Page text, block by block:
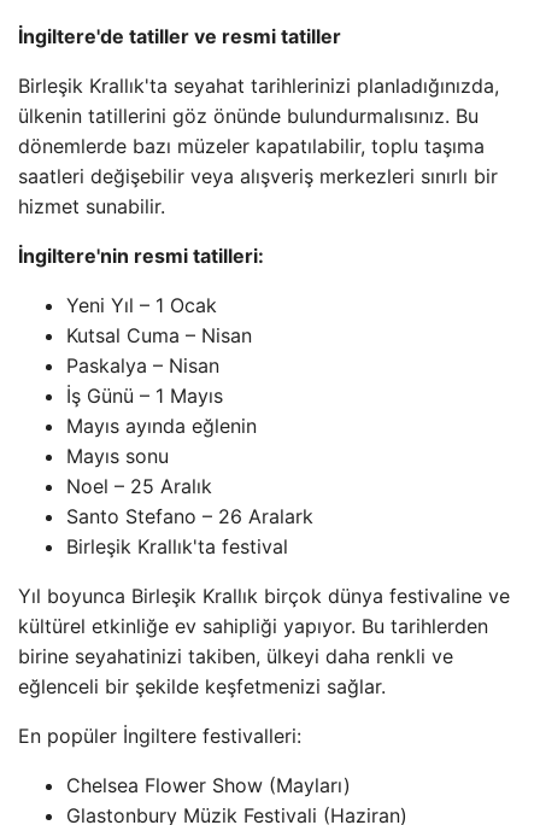
İngiltere'de tatiller ve resmi tatiller
Birleşik Krallık'ta seyahat tarihlerinizi planladığınızda,
ülkenin tatillerini göz önünde bulundurmalısınız. Bu
dönemlerde bazı müzeler kapatılabilir, toplu taşıma
saatleri değişebilir veya alışveriş merkezleri sınırlı bir
hizmet sunabilir.
İngiltere'nin resmi tatilleri:
Yeni Yıl – 1 Ocak
Kutsal Cuma – Nisan
Paskalya – Nisan
İş Günü – 1 Mayıs
Mayıs ayında eğlenin
Mayıs sonu
Noel – 25 Aralık
Santo Stefano – 26 Aralark
Birleşik Krallık'ta festival
Yıl boyunca Birleşik Krallık birçok dünya festivaline ve
kültürel etkinliğe ev sahipliği yapıyor. Bu tarihlerden
birine seyahatinizi takiben, ülkeyi daha renkli ve
eğlenceli bir şekilde keşfetmenizi sağlar.
En popüler İngiltere festivalleri:
Chelsea Flower Show (Mayları)
Glastonbury Müzik Festivali (Haziran)